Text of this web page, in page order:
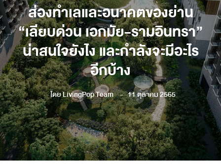
ส่องทำเลและอนาคตของย่าน
“เลียบด่วน เอกมัย-รามอินทรา”
น่าสนใจยังไง และกำลังจะมีอะไร
อีกบ้าง
โดยLivingPop Team 11 ตุลาคม 2565